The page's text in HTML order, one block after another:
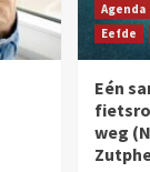
Agenda
Eefde
Eén
weg